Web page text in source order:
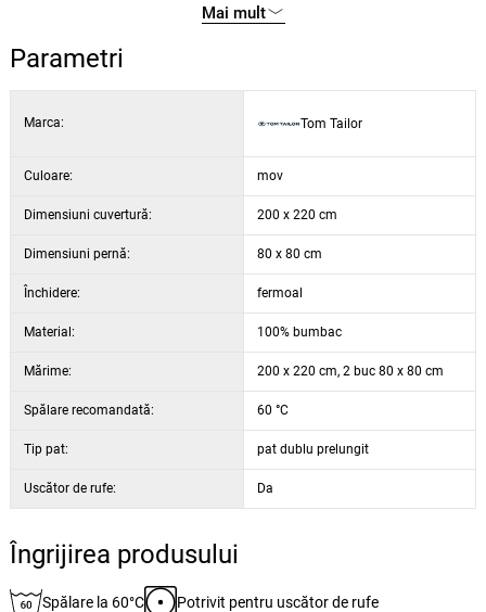
Mai mult
Parametri
Marca: Tom Tailor
Culoare: mov
Dimensiuni cuvertură: 200 x 220 cm
Dimensiuni pernă: 80 x 80 cm
Închidere: fermoal
Material: 100% bumbac
Mărime: 200 x 220 cm, 2 buc 80 x 80 cm
Spălare recomandată: 60 °C
Tip pat: pat dublu prelungit
Uscător de rufe: Da
Îngrijirea produsului
Spălare la 60°C Potrivit pentru uscător de rufe